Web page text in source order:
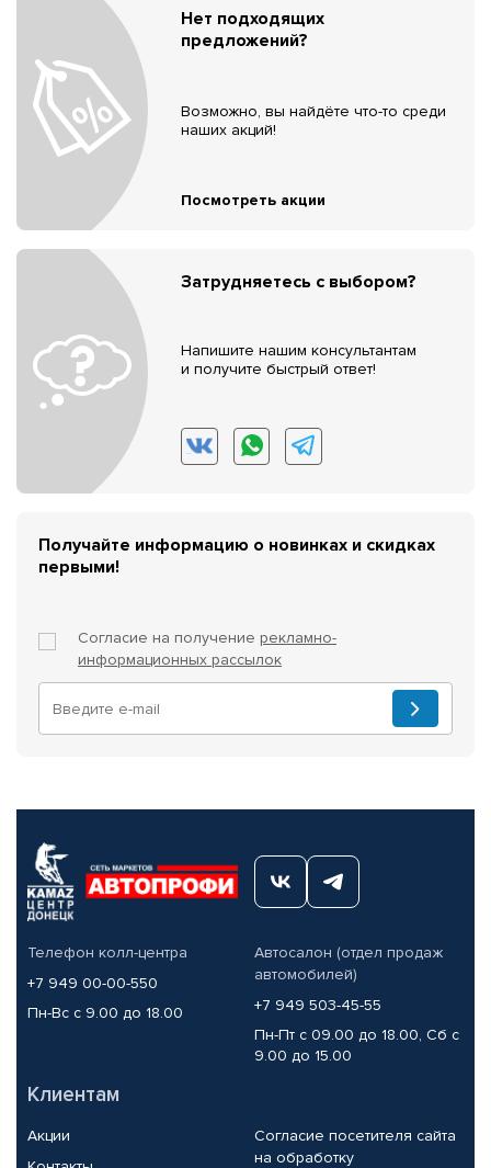
Нет подходящих
предложений?
Возможно, вы найдёте что-то среди
наших акций!
Посмотреть акции
Затрудняетесь с выбором?
Напишите нашим консультантам
и получите быстрый ответ!
Получайте информацию о новинках и скидках
первыми!
Согласие на получение рекламно-
информационных рассылок
Телефон колл-центра
+7 949 00-00-550
Пн-Вс с 9.00 до 18.00
Автосалон (отдел продаж
автомобилей)
+7 949 503-45-55
Пн-Пт с 09.00 до 18.00, Сб с
9.00 до 15.00
Клиентам
Акции
Согласие посетителя сайта
на обработку